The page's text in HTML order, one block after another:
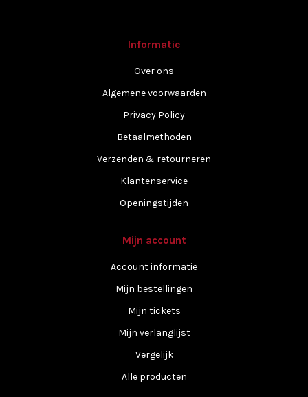
Informatie
Over ons
Algemene voorwaarden
Privacy Policy
Betaalmethoden
Verzenden & retourneren
Klantenservice
Openingstijden
Mijn account
Account informatie
Mijn bestellingen
Mijn tickets
Mijn verlanglijst
Vergelijk
Alle producten